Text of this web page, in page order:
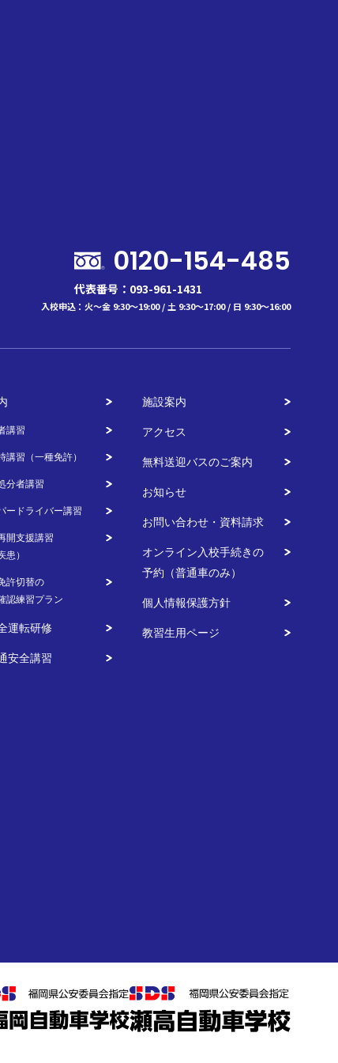
一般料金
0円（税込）
利用なし
利用なし
利用なし
1,800円（非課税）
1,100円（非課税）
果を印刷
0120-154-485
代表番号：093-961-1431
入校申込：火～金 9:30～19:00 / 土 9:30～17:00 / 日 9:30～16:00
講習
講習（一種免許）
分者講習
ードライバー講習
開支援講習
患）
許切替の
認練習プラン
運転研修
安全講習
施設案内
アクセス
無料送迎バスのご案内
お知らせ
お問い合わせ・資料請求
オンライン入校手続きの
予約（普通車のみ）
個人情報保護方針
教習生用ページ